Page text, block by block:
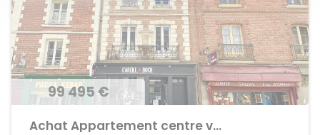
99 495 €
Achat Appartement centre ville